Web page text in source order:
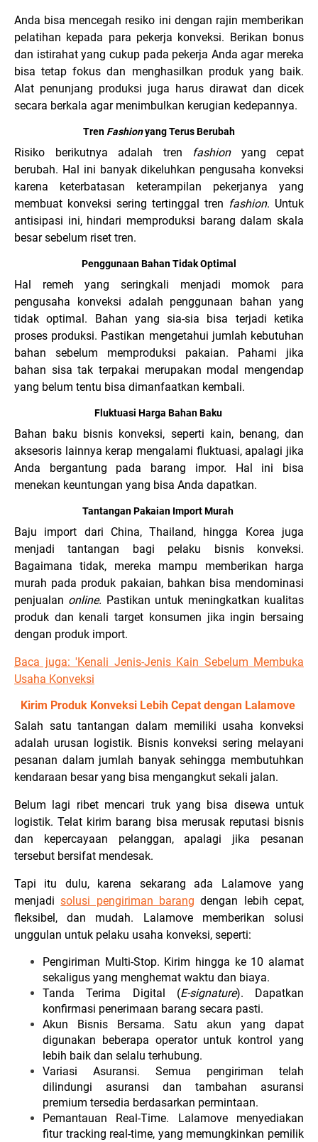
Anda bisa mencegah resiko ini dengan rajin memberikan
pelatihan kepada para pekerja konveksi. Berikan bonus
dan istirahat yang cukup pada pekerja Anda agar mereka
bisa tetap fokus dan menghasilkan produk yang baik.
Alat penunjang produksi juga harus dirawat dan dicek
secara berkala agar menimbulkan kerugian kedepannya.
Tren Fashionyang Terus Berubah
Risiko berikutnya adalah tren fashionyang cepat
berubah. Hal ini banyak dikeluhkan pengusaha konveksi
karena keterbatasan keterampilan pekerjanya yang
membuat konveksi sering tertinggal tren fashion. Untuk
antisipasi ini, hindari memproduksi barang dalam skala
besar sebelum riset tren.
Penggunaan Bahan Tidak Optimal
Hal remeh yang seringkali menjadi momok para
pengusaha konveksi adalah penggunaan bahan yang
tidak optimal. Bahan yang sia-sia bisa terjadi ketika
proses produksi. Pastikan mengetahui jumlah kebutuhan
bahan sebelum memproduksi pakaian. Pahami jika
bahan sisa tak terpakai merupakan modal mengendap
yang belum tentu bisa dimanfaatkan kembali.
Fluktuasi Harga Bahan Baku
Bahan baku bisnis konveksi, seperti kain, benang, dan
aksesoris lainnya kerap mengalami fluktuasi, apalagi jika
Anda bergantung pada barang impor. Hal ini bisa
menekan keuntungan yang bisa Anda dapatkan.
Tantangan Pakaian Import Murah
Baju import dari China, Thailand, hingga Korea juga
menjadi tantangan bagi pelaku bisnis konveksi.
Bagaimana tidak, mereka mampu memberikan harga
murah pada produk pakaian, bahkan bisa mendominasi
penjualan online. Pastikan untuk meningkatkan kualitas
produk dan kenali target konsumen jika ingin bersaing
dengan produk import.
Baca juga: 'Kenali Jenis-Jenis Kain Sebelum Membuka
Usaha Konveksi
Kirim Produk Konveksi Lebih Cepat dengan Lalamove
Salah satu tantangan dalam memiliki usaha konveksi
adalah urusan logistik. Bisnis konveksi sering melayani
pesanan dalam jumlah banyak sehingga membutuhkan
kendaraan besar yang bisa mengangkut sekali jalan.
Belum lagi ribet mencari truk yang bisa disewa untuk
logistik. Telat kirim barang bisa merusak reputasi bisnis
dan kepercayaan pelanggan, apalagi jika pesanan
tersebut bersifat mendesak.
Tapi itu dulu, karena sekarang ada Lalamove yang
menjadisolusi pengiriman barang dengan lebih cepat,
fleksibel, dan mudah. Lalamove memberikan solusi
unggulan untuk pelaku usaha konveksi, seperti:
Pengiriman Multi-Stop. Kirim hingga ke 10 alamat
sekaligus yang menghemat waktu dan biaya.
Tanda Terima Digital (E-signature). Dapatkan
konfirmasi penerimaan barang secara pasti.
Akun Bisnis Bersama. Satu akun yang dapat
digunakan beberapa operator untuk kontrol yang
lebih baik dan selalu terhubung.
Variasi Asuransi. Semua pengiriman telah
dilindungi asuransi dan tambahan asuransi
premium tersedia berdasarkan permintaan.
Pemantauan Real-Time. Lalamove menyediakan
fitur tracking real-time, yang memungkinkan pemilik